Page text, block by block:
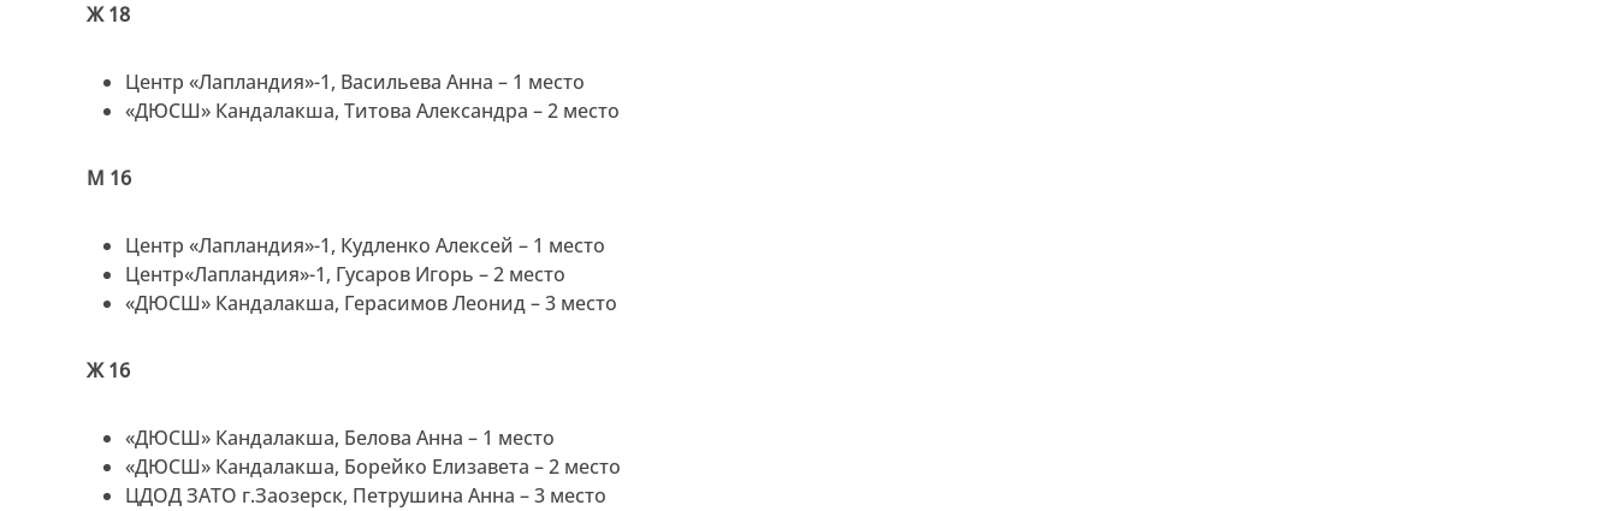
Ж 18
Центр «Лапландия»-1, Васильева Анна – 1 место
«ДЮСШ» Кандалакша, Титова Александра – 2 место
М 16
Центр «Лапландия»-1, Кудленко Алексей – 1 место
Центр«Лапландия»-1, Гусаров Игорь – 2 место
«ДЮСШ» Кандалакша, Герасимов Леонид – 3 место
Ж 16
«ДЮСШ» Кандалакша, Белова Анна – 1 место
«ДЮСШ» Кандалакша, Борейко Елизавета – 2 место
ЦДОД ЗАТО г.Заозерск, Петрушина Анна – 3 место